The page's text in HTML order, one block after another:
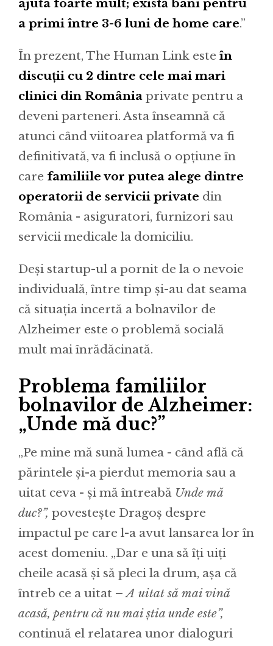
ajuta foarte mult; există bani pentru
a primi între 3-6 luni de home care.”
În prezent, The Human Link este în
discuții cu 2 dintre cele mai mari
clinici din România private pentru a
deveni parteneri. Asta înseamnă că
atunci când viitoarea platformă va fi
definitivată, va fi inclusă o opțiune în
care familiile vor putea alege dintre
operatorii de servicii private din
România - asiguratori, furnizori sau
servicii medicale la domiciliu.
Deși startup-ul a pornit de la o nevoie
individuală, între timp și-au dat seama
că situația incertă a bolnavilor de
Alzheimer este o problemă socială
mult mai înrădăcinată.
Problema familiilor
bolnavilor de Alzheimer:
„Unde mă duc?”
„Pe mine mă sună lumea - când află că
părintele și-a pierdut memoria sau a
uitat ceva - și mă întreabă Unde mă
duc?”, povestește Dragoș despre
impactul pe care l-a avut lansarea lor în
acest domeniu. „Dar e una să îți uiți
cheile acasă și să pleci la drum, așa că
întreb ce a uitat –A uitat să mai vină
acasă, pentru că nu mai știa unde este”,
continuă el relatarea unor dialoguri